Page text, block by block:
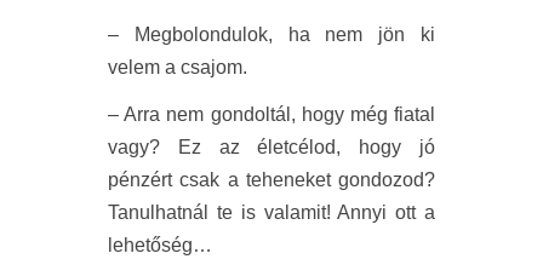
– Megbolondulok, ha nem jön ki
velem a csajom.
– Arra nem gondoltál, hogy még fiatal
vagy? Ez az életcélod, hogy jó
pénzért csak a teheneket gondozod?
Tanulhatnál te is valamit! Annyi ott a
lehetőség…